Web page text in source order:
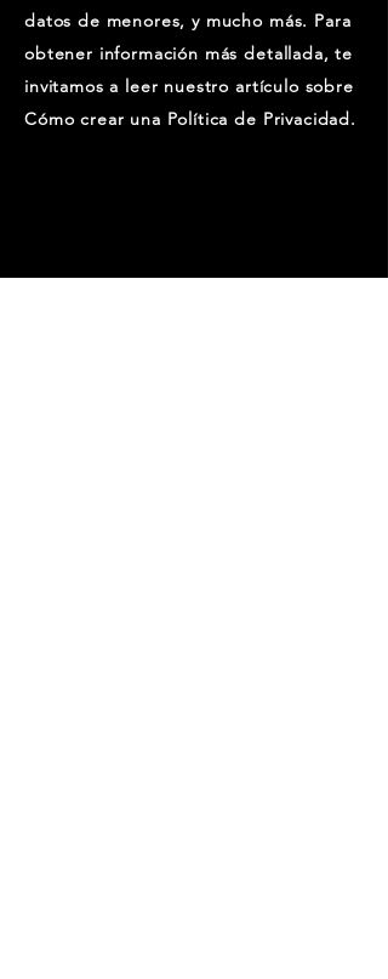
datos de menores, y mucho más. Para
obtener información más detallada, te
invitamos a leer nuestro artículo sobre
Cómo crear una Política de Privacidad.